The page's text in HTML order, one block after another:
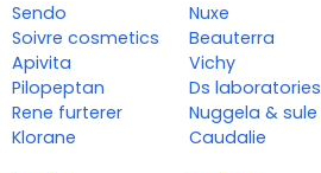
Sendo
Soivre cosmetics
Apivita
Pilopeptan
Rene furterer
Klorane
Nuxe
Beauterra
Vichy
Ds laboratories
Nuggela & sule
Caudalie